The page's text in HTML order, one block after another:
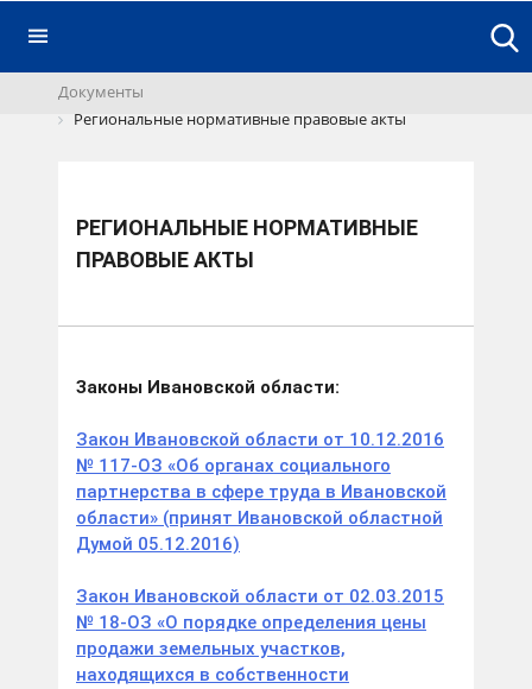
Документы
Региональные нормативные правовые акты
РЕГИОНАЛЬНЫЕ НОРМАТИВНЫЕ
ПРАВОВЫЕ АКТЫ
Законы Ивановской области:
Закон Ивановской области от 10.12.2016
№ 117-ОЗ «Об органах социального
партнерства в сфере труда в Ивановской
области» (принят Ивановской областной
Думой 05.12.2016)
Закон Ивановской области от 02.03.2015
№ 18-ОЗ «О порядке определения цены
продажи земельных участков,
находящихся в собственности